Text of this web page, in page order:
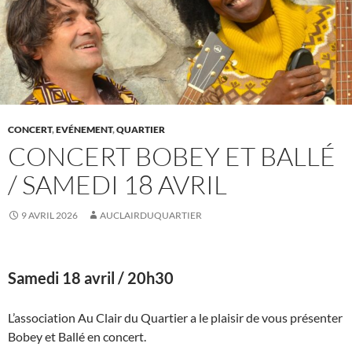
CONCERT,EVÉNEMENT,QUARTIER
CONCERT BOBEY ET BALLÉ
/ SAMEDI 18 AVRIL
9 AVRIL 2026 AUCLAIRDUQUARTIER
Samedi 18 avril / 20h30
L’association Au Clair du Quartier a le plaisir de vous présenter
Bobey et Ballé en concert.